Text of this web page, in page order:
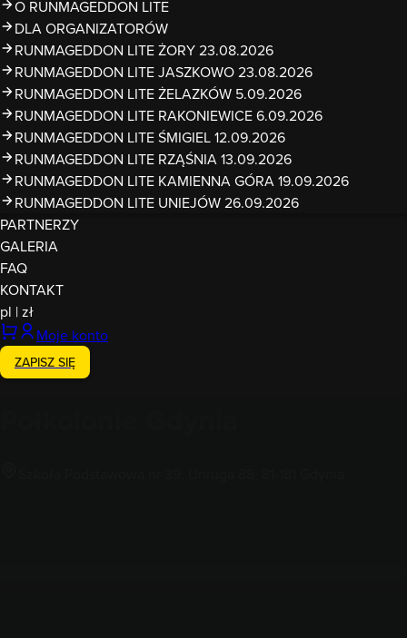
O RUNMAGEDDON LITE
DLA ORGANIZATORÓW
RUNMAGEDDON LITE ŻORY 23.08.2026
RUNMAGEDDON LITE JASZKOWO 23.08.2026
RUNMAGEDDON LITE ŻELAZKÓW 5.09.2026
RUNMAGEDDON LITE RAKONIEWICE 6.09.2026
RUNMAGEDDON LITE ŚMIGIEL 12.09.2026
RUNMAGEDDON LITE RZĄŚNIA 13.09.2026
RUNMAGEDDON LITE KAMIENNA GÓRA 19.09.2026
RUNMAGEDDON LITE UNIEJÓW 26.09.2026
PARTNERZY
GALERIA
FAQ
KONTAKT
pl |zł
Moje konto
ZAPISZ SIĘ